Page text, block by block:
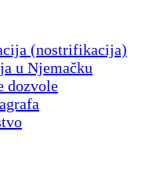
(nostrifikacija)
u Njemačku
dozvole